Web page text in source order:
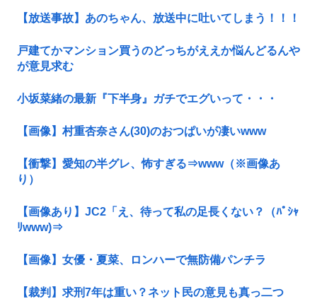
【放送事故】あのちゃん、放送中に吐いてしまう！！！
戸建てかマンション買うのどっちがええか悩んどるんや
が意見求む
小坂菜緒の最新『下半身』ガチでエグいって・・・
【画像】村重杏奈さん(30)のおつぱいが凄いwww
【衝撃】愛知の半グレ、怖すぎる⇒www（※画像あ
り）
【画像あり】JC2「え、待って私の足長くない？（ﾊﾟｼｬ
ﾘwww)⇒
【画像】女優・夏菜、ロンハーで無防備パンチラ
【裁判】求刑7年は重い？ネット民の意見も真っ二つ